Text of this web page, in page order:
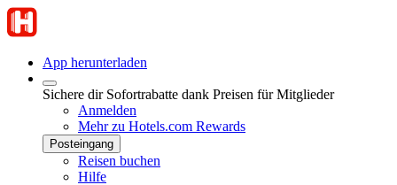
App herunterladen
Sichere dir Sofortrabatte dank Preisen für Mitglieder
Anmelden
Mehr zu Hotels.com Rewards
Posteingang
Reisen buchen
Hilfe